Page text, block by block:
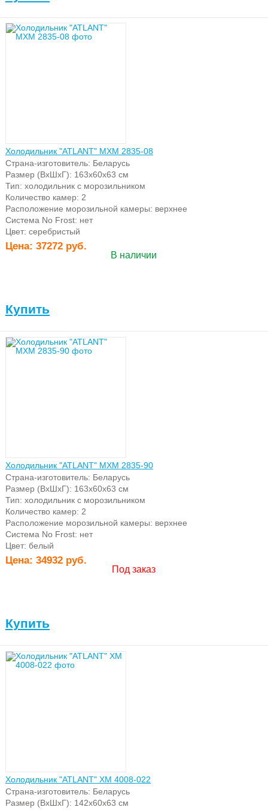
Холодильник "ATLANT" МХМ 2835-08
Страна-изготовитель: Беларусь
Размер (ВхШхГ): 163х60х63 см
Тип: холодильник с морозильником
Количество камер: 2
Расположение морозильной камеры: верхнее
Система No Frost: нет
Цвет: серебристый
Цена: 37272 руб.
В наличии
Купить
Холодильник "ATLANT" МХМ 2835-90
Страна-изготовитель: Беларусь
Размер (ВхШхГ): 163х60х63 см
Тип: холодильник с морозильником
Количество камер: 2
Расположение морозильной камеры: верхнее
Система No Frost: нет
Цвет: белый
Цена: 34932 руб.
Под заказ
Купить
Холодильник "ATLANT" ХМ 4008-022
Страна-изготовитель: Беларусь
Размер (ВхШхГ): 142х60х63 см